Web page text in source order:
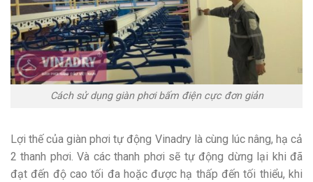
Cách sử dụng giàn phơi bấm điện cực đơn giản
Lợi thế của giàn phơi tự động Vinadry là cùng lúc nâng, hạ cả
2 thanh phơi. Và các thanh phơi sẽ tự động dừng lại khi đã
đạt đến độ cao tối đa hoặc được hạ thấp đến tối thiểu, khi